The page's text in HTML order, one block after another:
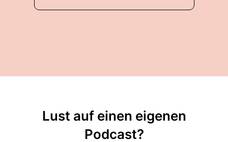
Lust auf einen eigenen
Podcast?